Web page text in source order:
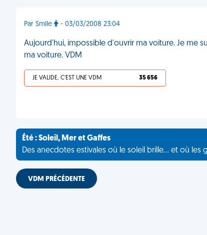
Par Smile - 03/03/2008 23:04
Aujourd'hui, impossible d'ouvrir ma voiture. Je me
ma voiture. VDM
JE VALIDE, C'EST UNE VDM 35 656
Été : Soleil, Mer et Gaffes
Des anecdotes estivales où le soleil brille... et où les
VDM PRÉCÉDENTE